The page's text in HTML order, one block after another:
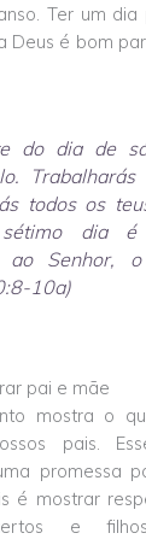
Ter um
Deus é bom
do dia de
todos os
dia é
ao Senhor,
10a)
pai e mãe
mostra o
pais.
promessa
é mostrar
e